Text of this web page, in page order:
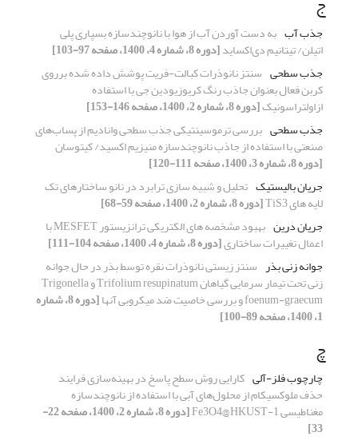
جذب آب به دست آوردن آب از هوا با نانوچندسازه بسپاری پلی
اتیلن/ تیتانیم دی‌اکساید[دوره 8، شماره 4، 1400، صفحه 97-103]
جذب سطحی سنتز نانوذرات کبالت-فریت پوشش داده شده برروی
کربن فعال بعنوان جاذب رنگ کریوزیودین جی با استفاده
ازاولتراسونیک[دوره 8، شماره 2، 1400، صفحه 146-153]
جذب سطحی بررسی ترموسینتیکی جذب سطحی وانادیم از پساب‌های
صنعتی با استفاده از جاذب نانوچندسازه منیزیم اکسید/ کیتوسان
[دوره 8، شماره 3، 1400، صفحه 111-120]
جریان بالیستیک تحلیل و شبیه سازی ترابرد در نانو ساختارهای تک
لایه های TiS3
[دوره 8، شماره 2، 1400، صفحه 59-68]
جریان درین
بهبود مشخصه های الکتریکی ترانزیستور MESFET با
اعمال تغییرات ساختاری[دوره 8، شماره 4، 1400، صفحه 104-111]
جوانه زنی بذر سنتز زیستی نانوذرات نقره توسط بذر در حال جوانه
زنی تحت تیمار سرمایی گیاهان Trifolium resupinatum و Trigonella
foenum-graecum و بررسی خاصیت ضد میکروبی آنها [دوره 8، شماره
1، 1400، صفحه 89-100]
چ
چارچوب فلز-آلی کارایی روش سطح پاسخ در بهینه‌سازی فرایند
حذف ملوکسیکام از محلول‌های آبی با استفاده از نانو‌چندسازه
مغناطیسی Fe3O4@HKUST-1 [دوره 8، شماره 2، 1400، صفحه 22-
33]